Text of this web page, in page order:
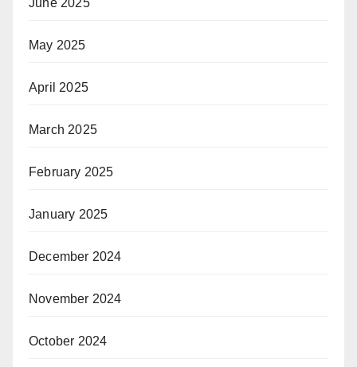
May 2025
April 2025
March 2025
February 2025
January 2025
December 2024
November 2024
October 2024